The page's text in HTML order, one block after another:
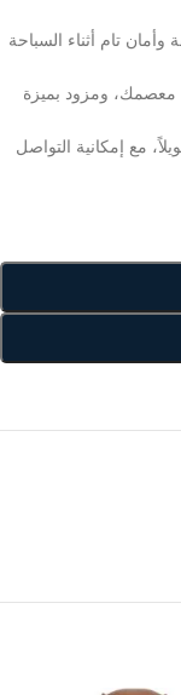
وأمان تام أثناء السباحة
ومزود بميزة
مع إمكانية التواصل